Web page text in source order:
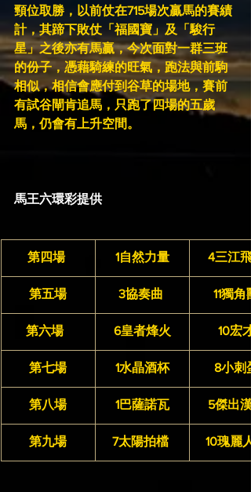
頸位取勝，以前仗在715場次贏馬的賽績
計，其蹄下敗仗「福國寶」及「駿行
星」之後亦有馬贏，今次面對一群三班
的份子，憑藉騎練的旺氣，跑法與前駒
相似，相信會應付到谷草的場地，賽前
有試谷閘肯追馬，只跑了四場的五歲
馬，仍會有上升空間。
馬王六環彩提供
第四場 1自然力量 4三江飛
第五場 3協奏曲 11獨角
第六場 6皇者烽火 10宏才
第七場 1水晶酒杯 8小刺蛋
第八場 1巴薩諾瓦 5傑出漢
第九場 7太陽拍檔 10瑰麗